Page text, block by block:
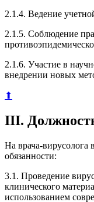
2.1.4. Ведение
2.1.5. Соблюдение
2.1.6. Участие в
внедрении новых
⬆
III.
На врача-вирусолога
обязанности:
3.1. Проведение
клинического
использованием